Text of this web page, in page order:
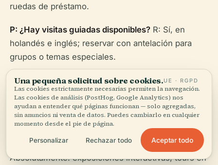
ruedas de préstamo.
P: ¿Hay visitas guiadas disponibles? R: Sí, en
holandés e inglés; reservar con antelación para
grupos o temas especiales.
P: ¿Puedo llevar una mochila o un cochecito?R: Se
permiten bolsos pequeños; los artículos más
grandes y los cochecitos se pueden dejar en el
guardarropa.
P: ¿Hay actividades para familias?
R:
Absolutamente: exposiciones interactivas, tours en
Una pequeña solicitud sobre cookies.UE · RGPD
Las cookies estrictamente necesarias permiten la navegación.
Las cookies de análisis (PostHog, Google Analytics) nos
ayudan a entender qué páginas funcionan — solo agregadas,
sin anuncios ni venta de datos. Puedes cambiarlo en cualquier
momento desde el pie de página.
Personalizar Rechazar todo Aceptar todo